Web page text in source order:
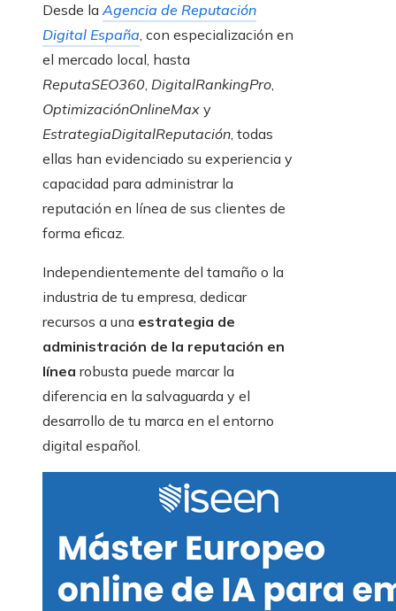
Desde laAgencia de Reputación
Digital España, con especialización en
el mercado local, hasta
ReputaSEO360, DigitalRankingPro,
OptimizaciónOnlineMax y
EstrategiaDigitalReputación, todas
ellas han evidenciado su experiencia y
capacidad para administrar la
reputación en línea de sus clientes de
forma eficaz.
Independientemente del tamaño o la
industria de tu empresa, dedicar
recursos a una estrategia de
administración de la reputación en
línea robusta puede marcar la
diferencia en la salvaguarda y el
desarrollo de tu marca en el entorno
digital español.